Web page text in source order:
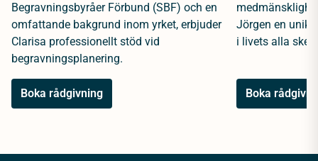
Begravningsbyråer Förbund (SBF) och en
omfattande bakgrund inom yrket, erbjuder
Clarisa professionellt stöd vid
begravningsplanering.
Boka rådgivning
Jörgen en unik
i livets alla
Boka